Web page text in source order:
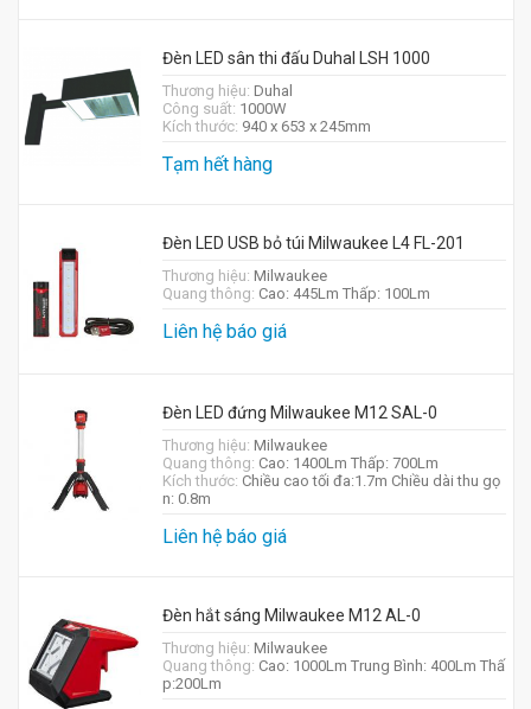
Đèn LED sân thi đấu Duhal LSH 1000
Thương hiệu: Duhal
Công suất: 1000W
Kích thước: 940 x 653 x 245mm
Tạm hết hàng
Đèn LED USB bỏ túi Milwaukee L4 FL-201
Thương hiệu: Milwaukee
Quang thông: Cao: 445Lm Thấp: 100Lm
Liên hệ báo giá
Đèn LED đứng Milwaukee M12 SAL-0
Thương hiệu: Milwaukee
Quang thông: Cao: 1400Lm Thấp: 700Lm
Kích thước: Chiều cao tối đa:1.7m Chiều dài thu gọ
n: 0.8m
Liên hệ báo giá
Đèn hắt sáng Milwaukee M12 AL-0
Thương hiệu: Milwaukee
Quang thông: Cao: 1000Lm Trung Bình: 400Lm Thấ
p:200Lm